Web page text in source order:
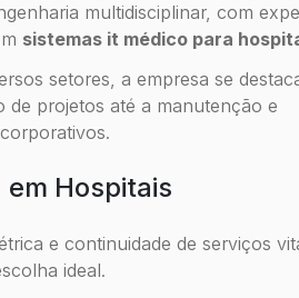
multidisciplinar, com
sistemas it médico para
setores, a empresa se
de projetos até a manutenção e
Hospitais
e continuidade de serviços
ideal.